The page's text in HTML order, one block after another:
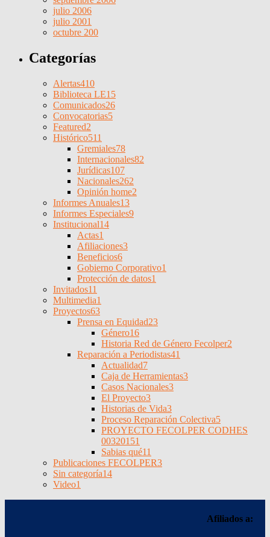
julio 2006
julio 2001
octubre 200
Categorías
Alertas410
Biblioteca LE15
Comunicados26
Convocatorias5
Featured2
Histórico511
Gremiales78
Internacionales82
Jurídicas107
Nacionales262
Opinión home2
Informes Anuales13
Informes Especiales9
Institucional14
Actas1
Afiliaciones3
Beneficios6
Gobierno Corporativo1
Protección de datos1
Invitados11
Multimedia1
Proyectos63
Prensa en Equidad23
Género16
Historia Red de Género Fecolper2
Reparación a Periodistas41
Actualidad7
Caja de Herramientas3
Casos Nacionales3
El Proyecto3
Historias de Vida3
Proceso Reparación Colectiva5
PROYECTO FECOLPER CODHES
00320151
Sabias qué11
Publicaciones FECOLPER3
Sin categoría14
Video1
Afiliados a: